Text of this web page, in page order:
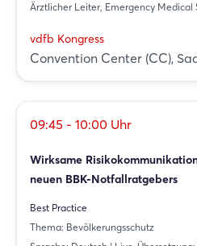
Ärztlicher Leiter, Emergency Medical
vdfb Kongress
Convention Center (CC),
09:45 - 10:00 Uhr
Wirksame
neuen BBK-Notfallratgebers
Best Practice
Thema: Bevölkerungsschutz